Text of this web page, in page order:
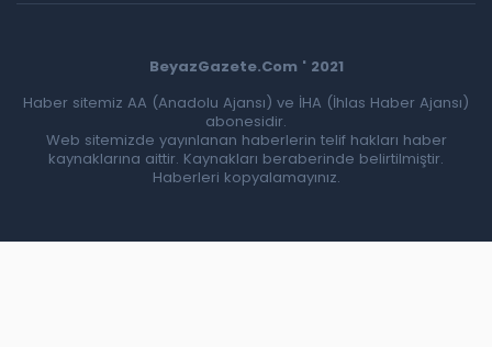
BeyazGazete.Com ' 2021
Haber sitemiz AA (Anadolu Ajansı) ve İHA (İhlas Haber Ajansı)
abonesidir.
Web sitemizde yayınlanan haberlerin telif hakları haber
kaynaklarına aittir. Kaynakları beraberinde belirtilmiştir.
Haberleri kopyalamayınız.